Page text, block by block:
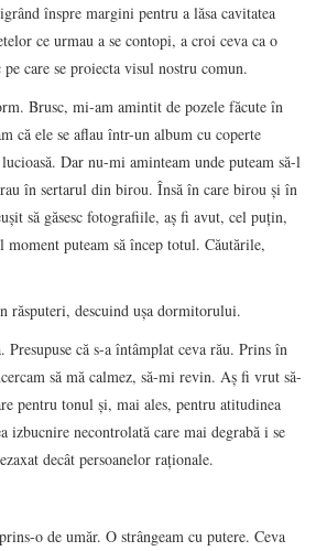
înspre margini pentru a lăsa cavitatea
ce urmau a se contopi, a croi ceva ca o
care se proiecta visul nostru comun.
Brusc, mi-am amintit de pozele făcute în
că ele se aflau într-un album cu coperte
Dar nu-mi aminteam unde puteam să-l
în sertarul din birou. Însă în care birou şi în
să găsesc fotografiile, aş fi avut, cel puţin,
moment puteam să încep totul. Căutările,
descuind uşa dormitorului.
Presupuse că s-a întâmplat ceva rău. Prins în
să mă calmez, să-mi revin. Aş fi vrut să-
pentru tonul şi, mai ales, pentru atitudinea
izbucnire necontrolată care mai degrabă i se
decât persoanelor raţionale.
o de umăr. O strângeam cu putere. Ceva